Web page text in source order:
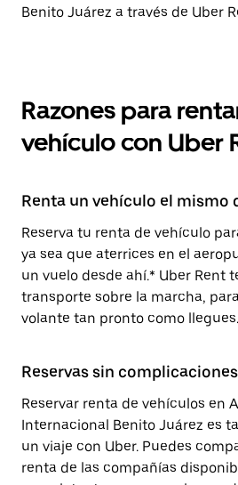
Benito Juárez a través de Uber
Razones para
vehículo con Uber
Renta un vehículo el mismo
Reserva tu renta de vehículo
ya sea que aterrices en el
un vuelo desde ahí.* Uber Rent
transporte sobre la marcha,
volante tan pronto como llegues.
Reservas sin complicaciones
Reservar renta de vehículos en
Internacional Benito Juárez es
un viaje con Uber. Puedes
renta de las compañías